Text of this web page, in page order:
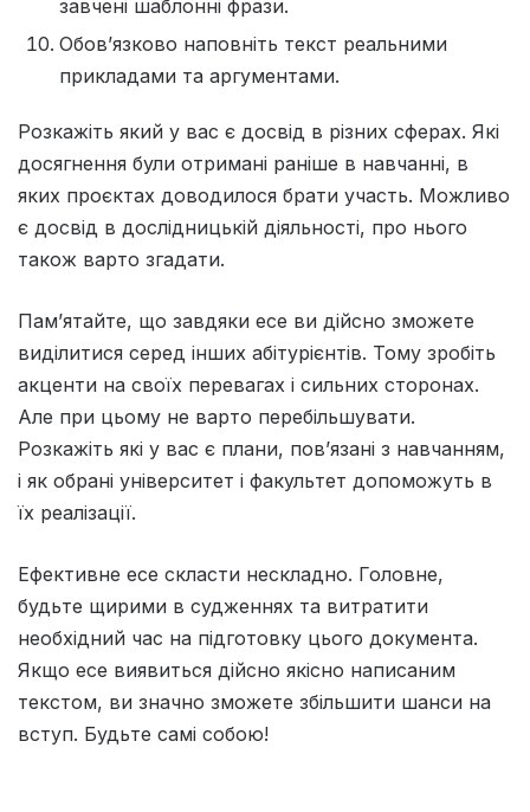
завчені шаблонні фрази.
Обов’язково наповніть текст реальними
прикладами та аргументами.
Розкажіть який у вас є досвід в різних сферах. Які
досягнення були отримані раніше в навчанні, в
яких проєктах доводилося брати участь. Можливо
є досвід в дослідницькій діяльності, про нього
також варто згадати.
Пам’ятайте, що завдяки есе ви дійсно зможете
виділитися серед інших абітурієнтів. Тому зробіть
акценти на своїх перевагах і сильних сторонах.
Але при цьому не варто перебільшувати.
Розкажіть які у вас є плани, пов’язані з навчанням,
і як обрані університет і факультет допоможуть в
їх реалізації.
Ефективне есе скласти нескладно. Головне,
будьте щирими в судженнях та витратити
необхідний час на підготовку цього документа.
Якщо есе виявиться дійсно якісно написаним
текстом, ви значно зможете збільшити шанси на
вступ. Будьте самі собою!